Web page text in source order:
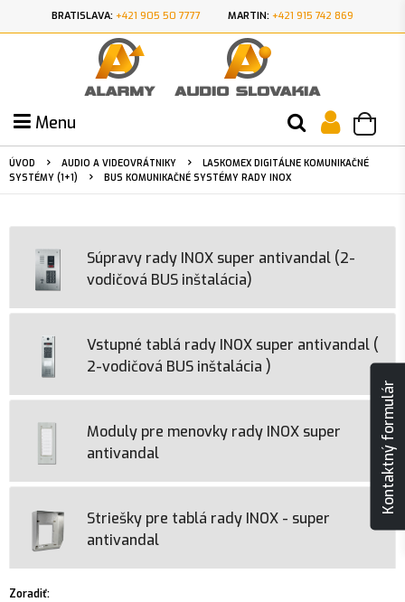
BRATISLAVA: +421 905 50 7777 MARTIN: +421 915 742 869
Menu
ÚVOD AUDIO A VIDEOVRÁTNIKY
LASKOMEX DIGITÁLNE KOMUNIKAČNÉ
SYSTÉMY (1+1)
BUS KOMUNIKAČNÉ SYSTÉMY RADY INOX
Súpravy rady INOX super antivandal (2-
vodičová BUS inštalácia)
Vstupné tablá rady INOX super antivandal (
2-vodičová BUS inštalácia )
Moduly pre menovky rady INOX super
antivandal
Striešky pre tablá rady INOX - super
antivandal
Zoradiť:
Kontaktný formulár